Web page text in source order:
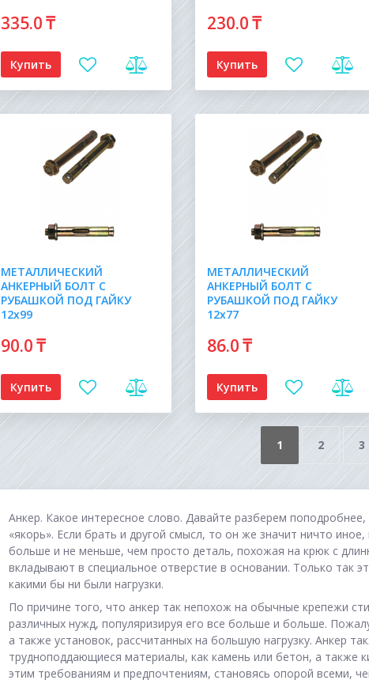
335.0₸
Купить
230.0₸
Купить
МЕТАЛЛИЧЕСКИЙ
АНКЕРНЫЙ БОЛТ С
РУБАШКОЙ ПОД ГАЙКУ
12х99
90.0₸
Купить
МЕТАЛЛИЧЕСКИЙ
АНКЕРНЫЙ БОЛТ С
РУБАШКОЙ ПОД ГАЙКУ
12х77
86.0₸
Купить
1 2 3
Анкер. Какое интересное слово. Давайте разберем
«якорь». Если брать и другой смысл, то он же значит ничто
больше и не меньше, чем просто деталь, похожая на крюк с
вкладывают в специальное отверстие в основании. Только так
какими бы ни были нагрузки.
По причине того, что анкер так непохож на обычные крепежи
различных нужд, популяризируя его все больше и больше.
а также установок, рассчитанных на большую нагрузку. Анкер
трудноподдающиеся материалы, как камень или бетон, а также
этим требованиям и предпочтениям, становясь опорой всеми,